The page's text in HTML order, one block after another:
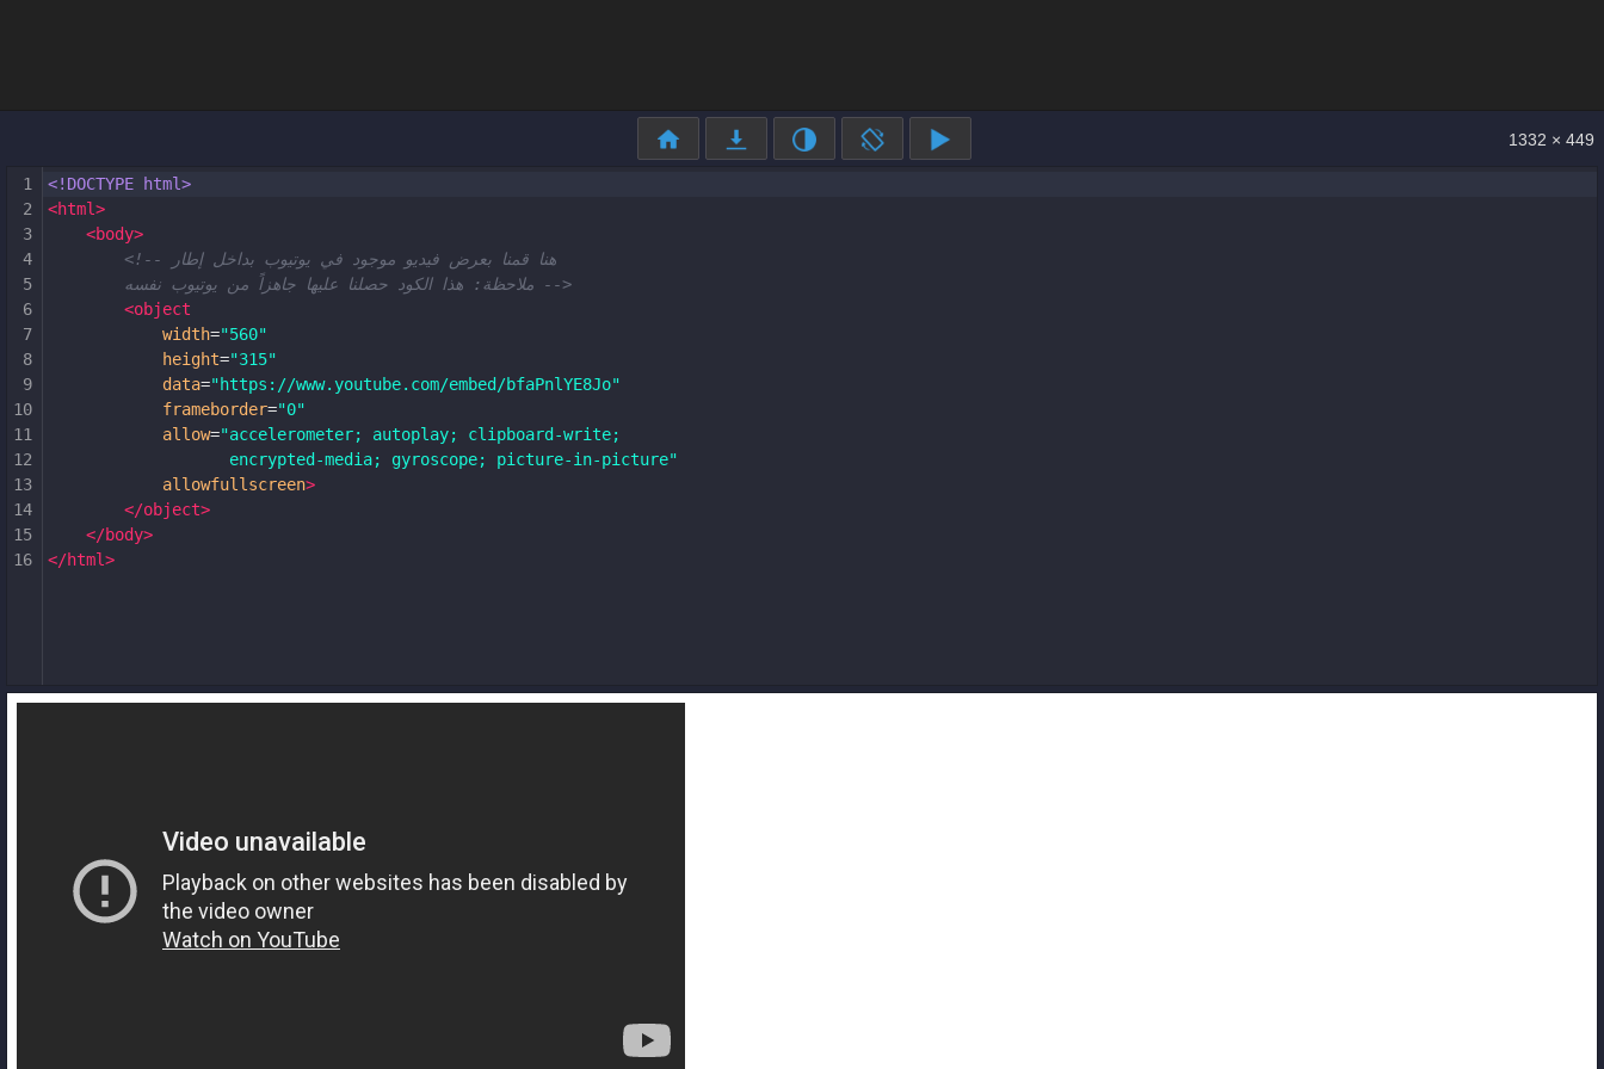
1332 × 449
1
<!DOCTYPE html>
2
<html>
3
<body>
4
<!-- هنا قمنا بعرض فيديو موجود في يوتيوب بداخل إطار
5
ملاحظة: هذا الكود حصلنا عليها جاهزاً من يوتيوب نفسه -->
6
<object
7
width="560"
8
height="315"
9
data="https://www.youtube.com/embed/bfaPnlYE8Jo"
10
frameborder="0"
11
allow="accelerometer; autoplay; clipboard-write;
12
encrypted-media; gyroscope; picture-in-picture"
13
allowfullscreen>
14
</object>
15
</body>
16
</html>